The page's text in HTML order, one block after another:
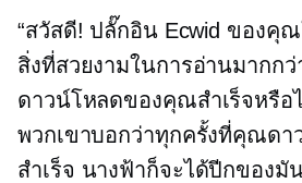
“สวัสดี! ปลั๊กอิน Ecwid ของคุ
สิ่งที่สวยงามในการอ่านมากก
ดาวน์โหลดของคุณสำเร็จหรือ
พวกเขาบอกว่าทุกครั้งที่คุณดา
สำเร็จ นางฟ้าก็จะได้ปีกของมั